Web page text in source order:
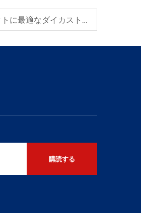
亜鉛 vs アルミニウムの比較：あなたのプロジェクトに最適なダイカスト部品はどちらですか？
購読する